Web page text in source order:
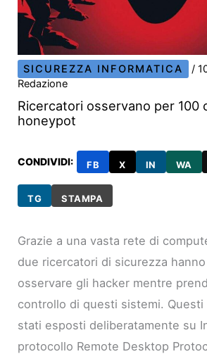
SICUREZZA INFORMATICA /
Redazione
Ricercatori osservano per 100
honeypot
CONDIVIDI: FB X IN WA
TG STAMPA
Grazie a una vasta rete di
due ricercatori di sicurezza
osservare gli hacker mentre
controllo di questi sistemi.
stati esposti deliberatamente su
protocollo Remote Desktop